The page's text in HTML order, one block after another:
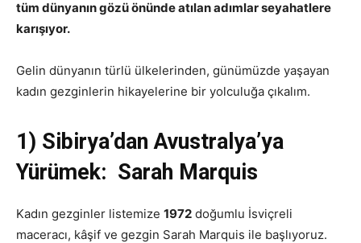
tüm dünyanın gözü önünde atılan adımlar seyahatlere
karışıyor.
Gelin dünyanın türlü ülkelerinden, günümüzde yaşayan
kadın gezginlerin hikayelerine bir yolculuğa çıkalım.
1) Sibirya’dan Avustralya’ya
Yürümek: Sarah Marquis
Kadın gezginler listemize 1972 doğumlu İsviçreli
maceracı, kâşif ve gezgin Sarah Marquis ile başlıyoruz.